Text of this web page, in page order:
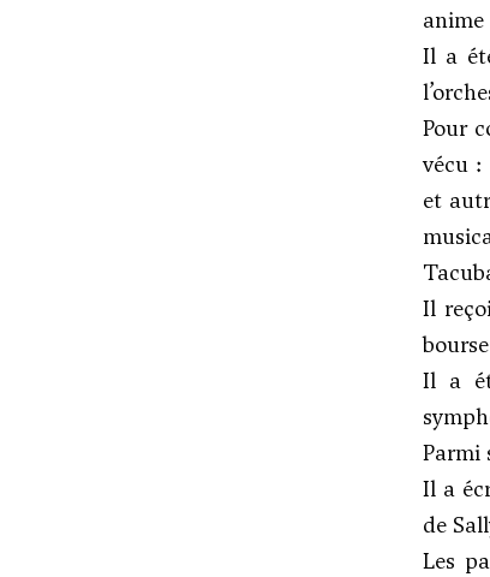
anime
Il a
Pour
vécu :
et
Il
Il a
Parmi
Il a
de
Les